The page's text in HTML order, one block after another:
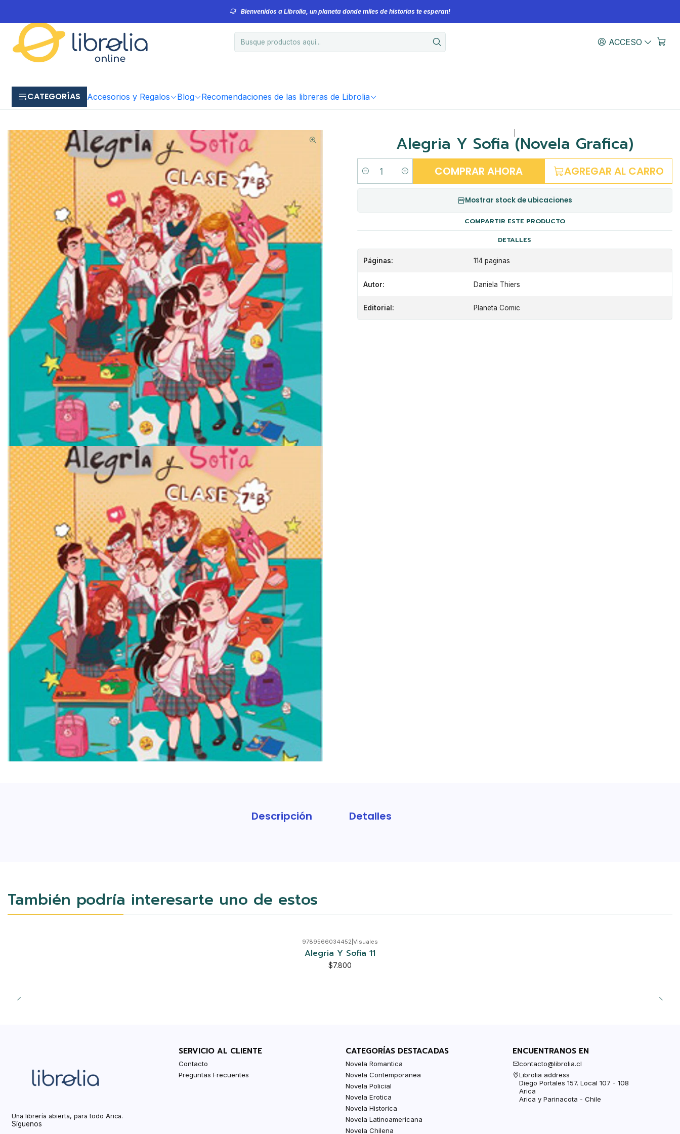
ACCESO
CATEGORÍAS Accesorios y Regalos Blog Recomendaciones de las libreras de Librolia
Bienvenidos a Librolia, un planeta donde miles de historias te esperan!
Alegria Y Sofia (Novela Grafica)
Cantidad AGREGAR AL CARRO
COMPRAR AHORA
Mostrar stock de ubicaciones
COMPARTIR ESTE PRODUCTO
DETALLES
Páginas: 114 paginas
Autor: Daniela Thiers
Editorial: Planeta Comic
Descripción Detalles
También podría interesarte uno de estos
9789566034452 Visuales
Alegria Y Sofia 11
$7.800
Una librería abierta, para todo Arica.
Síguenos
SERVICIO AL CLIENTE
Contacto
Preguntas Frecuentes
CATEGORÍAS DESTACADAS
Novela Romantica
Novela Contemporanea
Novela Policial
Novela Erotica
Novela Historica
Novela Latinoamericana
Novela Chilena
ENCUENTRANOS EN
contacto@librolia.cl
Librolia address
Diego Portales 157. Local 107 - 108
Arica
Arica y Parinacota - Chile